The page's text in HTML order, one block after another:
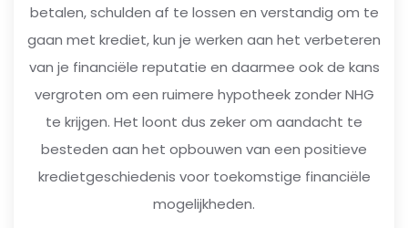
betalen, schulden af ​​te lossen en verstandig om te
gaan met krediet, kun je werken aan het verbeteren
van je financiële reputatie en daarmee ook de kans
vergroten om een ​​ruimere hypotheek zonder NHG
te krijgen. Het loont dus zeker om aandacht te
besteden aan het opbouwen van een positieve
kredietgeschiedenis voor toekomstige financiële
mogelijkheden.